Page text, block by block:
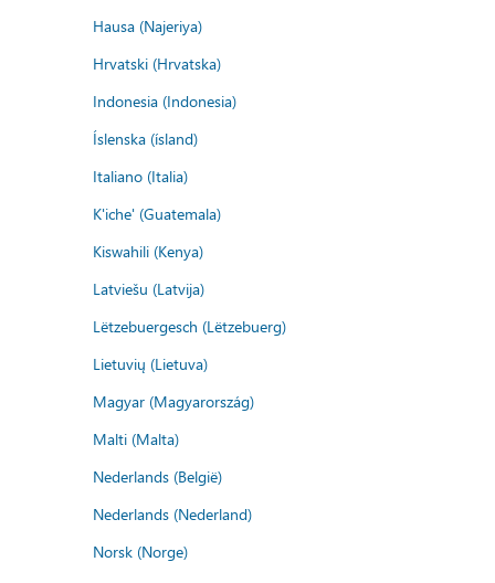
Hausa (Najeriya)
Hrvatski (Hrvatska)
Indonesia (Indonesia)
Íslenska (ísland)
Italiano (Italia)
K'iche' (Guatemala)
Kiswahili (Kenya)
Latviešu (Latvija)
Lëtzebuergesch (Lëtzebuerg)
Lietuvių (Lietuva)
Magyar (Magyarország)
Malti (Malta)
Nederlands (België)
Nederlands (Nederland)
Norsk (Norge)